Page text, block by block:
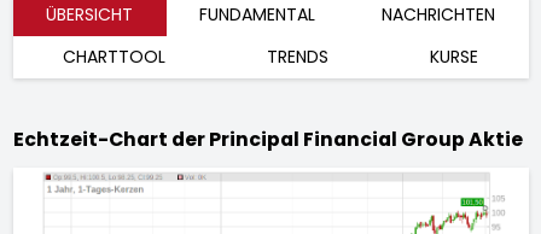
ÜBERSICHT FUNDAMENTAL
NACHRICHTEN
CHARTTOOL
TRENDS KURSE
Echtzeit-Chart der Principal Financial Group Aktie